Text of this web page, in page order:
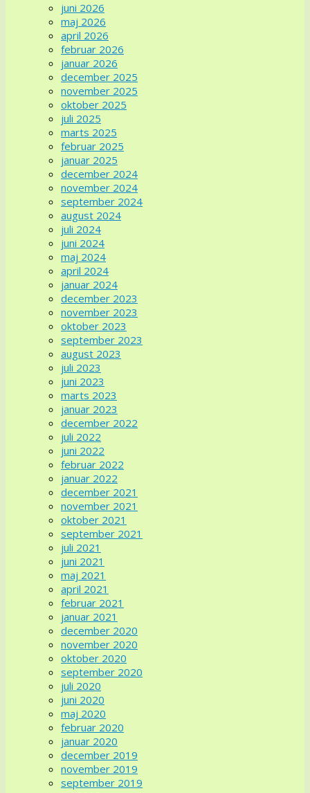
juni 2026
maj 2026
april 2026
februar 2026
januar 2026
december 2025
november 2025
oktober 2025
juli 2025
marts 2025
februar 2025
januar 2025
december 2024
november 2024
september 2024
august 2024
juli 2024
juni 2024
maj 2024
april 2024
januar 2024
december 2023
november 2023
oktober 2023
september 2023
august 2023
juli 2023
juni 2023
marts 2023
januar 2023
december 2022
juli 2022
juni 2022
februar 2022
januar 2022
december 2021
november 2021
oktober 2021
september 2021
juli 2021
juni 2021
maj 2021
april 2021
februar 2021
januar 2021
december 2020
november 2020
oktober 2020
september 2020
juli 2020
juni 2020
maj 2020
februar 2020
januar 2020
december 2019
november 2019
september 2019